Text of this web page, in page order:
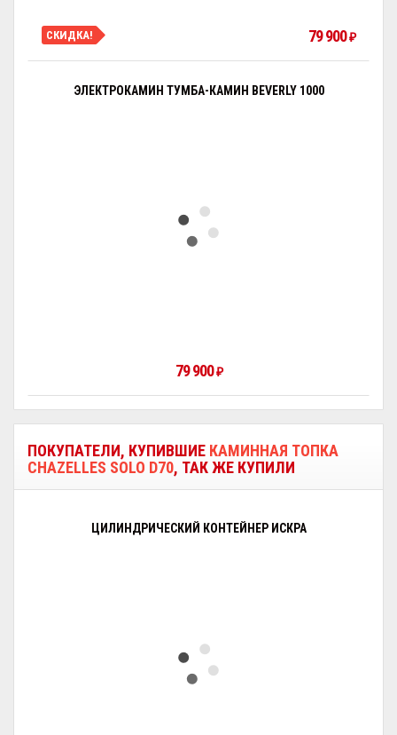
СКИДКА! 79 900₽
ЭЛЕКТРОКАМИН ТУМБА-КАМИН BEVERLY 1000
79 900₽
ПОКУПАТЕЛИ, КУПИВШИЕ КАМИННАЯ ТОПКА
CHAZELLES SOLO D70, ТАК ЖЕ КУПИЛИ
ЦИЛИНДРИЧЕСКИЙ КОНТЕЙНЕР ИСКРА